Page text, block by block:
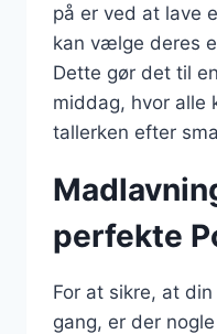
på er ved at lave
kan vælge deres
Dette gør det til
middag, hvor alle
tallerken efter
perfekte
For at sikre, at
gang, er der